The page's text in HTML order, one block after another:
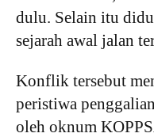
dulu. Selain itu
sejarah awal jalan
Konflik tersebut
peristiwa
oleh oknum